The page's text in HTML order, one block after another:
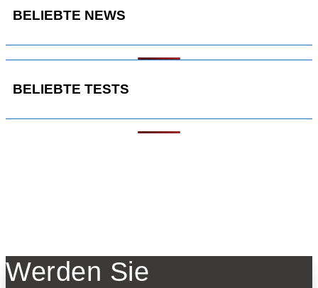
BELIEBTE NEWS
BELIEBTE TESTS
Werden Sie